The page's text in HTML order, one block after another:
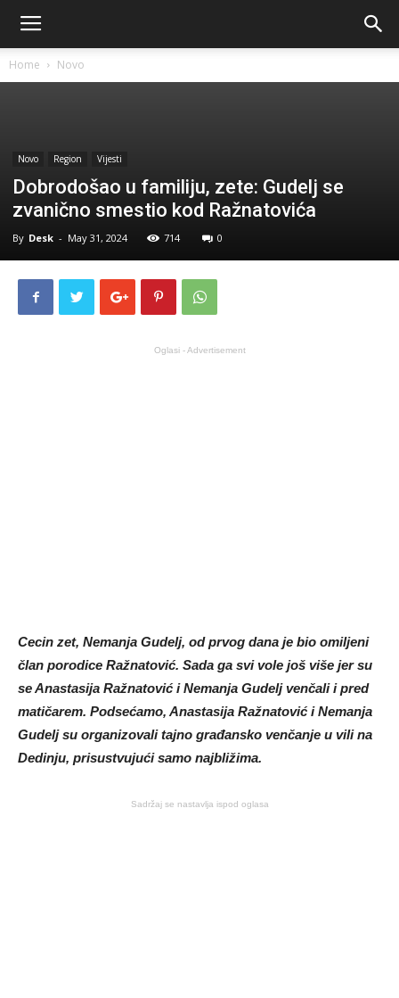
Home Novo
Novo Region Vijesti
Dobrodošao u familiju, zete: Gudelj se
zvanično smestio kod Ražnatovića
By Desk - May 31, 2024 714 0
Oglasi - Advertisement
Cecin zet, Nemanja Gudelj, od prvog dana je bio omiljeni
član porodice Ražnatović. Sada ga svi vole još više jer su
se Anastasija Ražnatović i Nemanja Gudelj venčali i pred
matičarem. Podsećamo, Anastasija Ražnatović i Nemanja
Gudelj su organizovali tajno građansko venčanje u vili na
Dedinju, prisustvujući samo najbližima.
Sadržaj se nastavlja ispod oglasa